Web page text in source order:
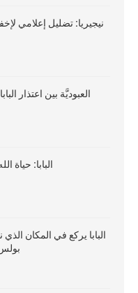
نيجيريا: تضليل إعلامي
العبوديَّة بين اعتذار
البابا: حياة
البابا يركع في المكان الذي